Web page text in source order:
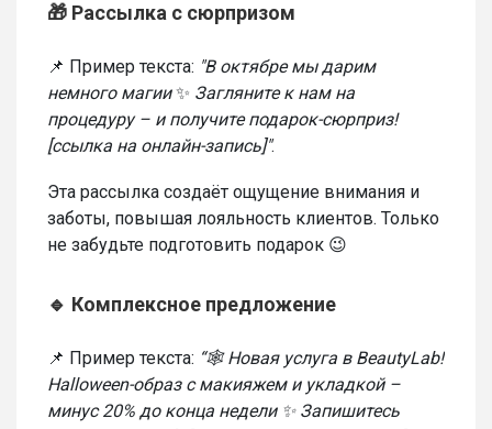
🎁 Рассылка с сюрпризом
📌 Пример текста: "В октябре мы дарим
немного магии✨ Загляните к нам на
процедуру – и получите подарок-сюрприз!
[ссылка на онлайн-запись]".
Эта рассылка создаёт ощущение внимания и
заботы, повышая лояльность клиентов. Только
не забудьте подготовить подарок 😉
🔹 Комплексное предложение
📌 Пример текста: “🕸 Новая услуга в BeautyLab!
Halloween-образ с макияжем и укладкой –
минус 20% до конца недели ✨ Запишитесь